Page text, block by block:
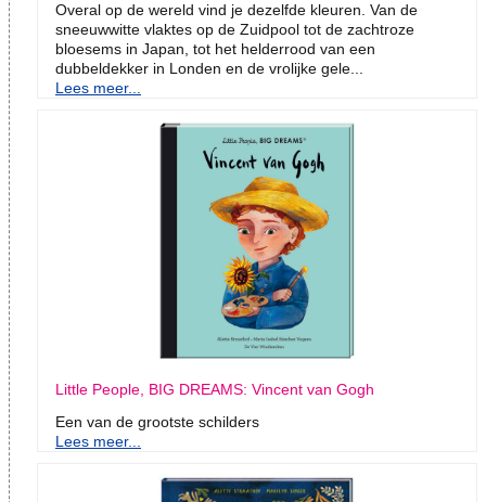
Overal op de wereld vind je dezelfde kleuren. Van de
sneeuwwitte vlaktes op de Zuidpool tot de zachtroze
bloesems in Japan, tot het helderrood van een
dubbeldekker in Londen en de vrolijke gele...
Lees meer...
Little People, BIG DREAMS: Vincent van Gogh
Een van de grootste schilders
Lees meer...